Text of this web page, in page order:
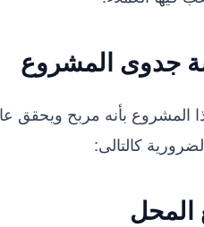
جدوى المشروع
المشروع بأنه مربح
كالتالى:
المحل